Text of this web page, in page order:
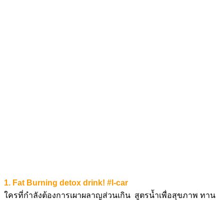
1. Fat Burning detox drink! #l-car
ใครที่กำลังต้องการเผาผลาญส่วนเกิน สูตรน้ำเพื่อสุขภาพ ทาน